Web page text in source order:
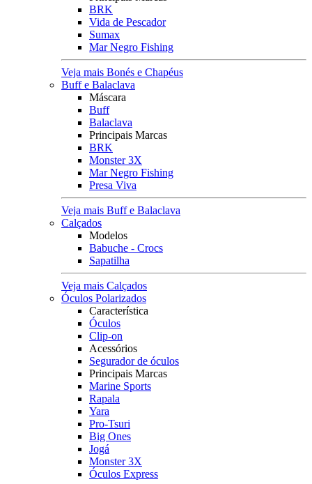
BRK
Vida de Pescador
Sumax
Mar Negro Fishing
Veja mais Bonés e Chapéus
Buff e Balaclava
Máscara
Buff
Balaclava
Principais Marcas
BRK
Monster 3X
Mar Negro Fishing
Presa Viva
Veja mais Buff e Balaclava
Calçados
Modelos
Babuche - Crocs
Sapatilha
Veja mais Calçados
Óculos Polarizados
Característica
Óculos
Clip-on
Acessórios
Segurador de óculos
Principais Marcas
Marine Sports
Rapala
Yara
Pro-Tsuri
Big Ones
Jogá
Monster 3X
Óculos Express